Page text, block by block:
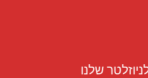
שלנו